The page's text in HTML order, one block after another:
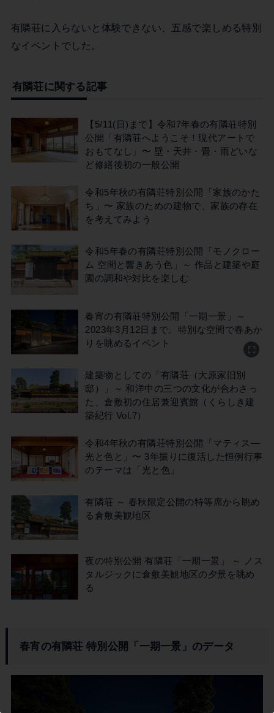
有隣荘に入らないと体験できない、五感で楽しめる特別
なイベントでした。
有隣荘に関する記事
【5/11(日)まで】令和7年春の有隣荘特別
公開「有隣荘へようこそ！現代アートで
おもてなし」〜 壁・天井・畳・雨どいな
ど修繕後初の一般公開
令和5年秋の有隣荘特別公開「家族のかた
ち」〜 家族のための建物で、家族の存在
を考えてみよう
令和5年春の有隣荘特別公開「モノクロー
ム 空間と響きあう色」～ 作品と建築や庭
園の調和や対比を楽しむ
春宵の有隣荘特別公開「一期一景」～
2023年3月12日まで。特別な空間で春あか
りを眺めるイベント
建築物としての「有隣荘（大原家旧別
邸）」～ 和洋中の三つの文化が合わさっ
た、倉敷初の住居兼迎賓館（くらしき建
築紀行 Vol.7）
令和4年秋の有隣荘特別公開「マティス—
光と色と」〜 3年振りに復活した恒例行事
のテーマは「光と色」
有隣荘 ～ 春秋限定公開の特等席から眺め
る倉敷美観地区
夜の特別公開 有隣荘「一期一景」 ～ ノス
タルジックに倉敷美観地区の夕景を眺め
る
春宵の有隣荘 特別公開「一期一景」のデータ
この記事を書いた市民ライター
倉敷そだち